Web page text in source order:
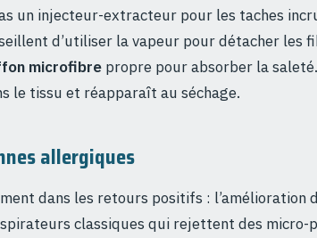
un injecteur-extracteur pour les taches
d’utiliser la vapeur pour détacher les
microfibre propre pour absorber la
le tissu et réapparaît au séchage.
allergiques
dans les retours positifs : l’amélioration
classiques qui rejettent des micro-